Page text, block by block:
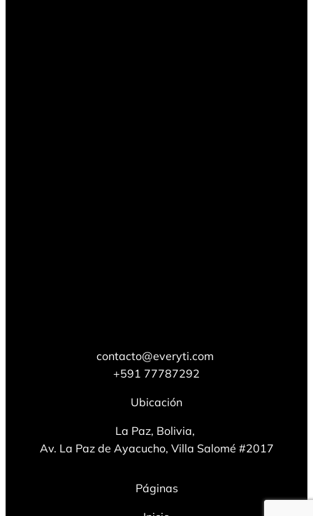
contacto@everyti.com
+591 77787292
Ubicación
La Paz, Bolivia,
Av. La Paz de Ayacucho, Villa Salomé #2017
Páginas